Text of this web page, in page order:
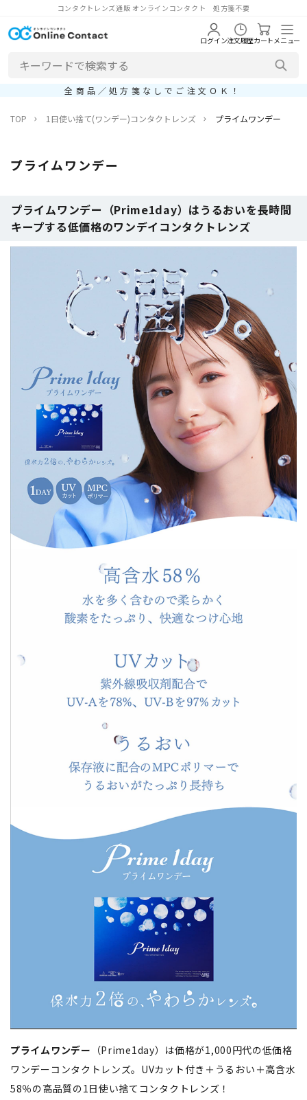
コンタクトレンズ通販 オンラインコンタクト 処方箋不要
ログイン注文履歴カートメニュー
全商品／処方箋なしでご注文ＯＫ！
TOP 1日使い捨て(ワンデー)コンタクトレンズ プライムワンデー
プライムワンデー
プライムワンデー（Prime1day）はうるおいを長時間
キープする低価格のワンデイコンタクトレンズ
プライムワンデー （Prime1day）は価格が1,000円代の低価格
ワンデーコンタクトレンズ。UVカット付き＋うるおい＋高含水
58％の高品質の1日使い捨てコンタクトレンズ！